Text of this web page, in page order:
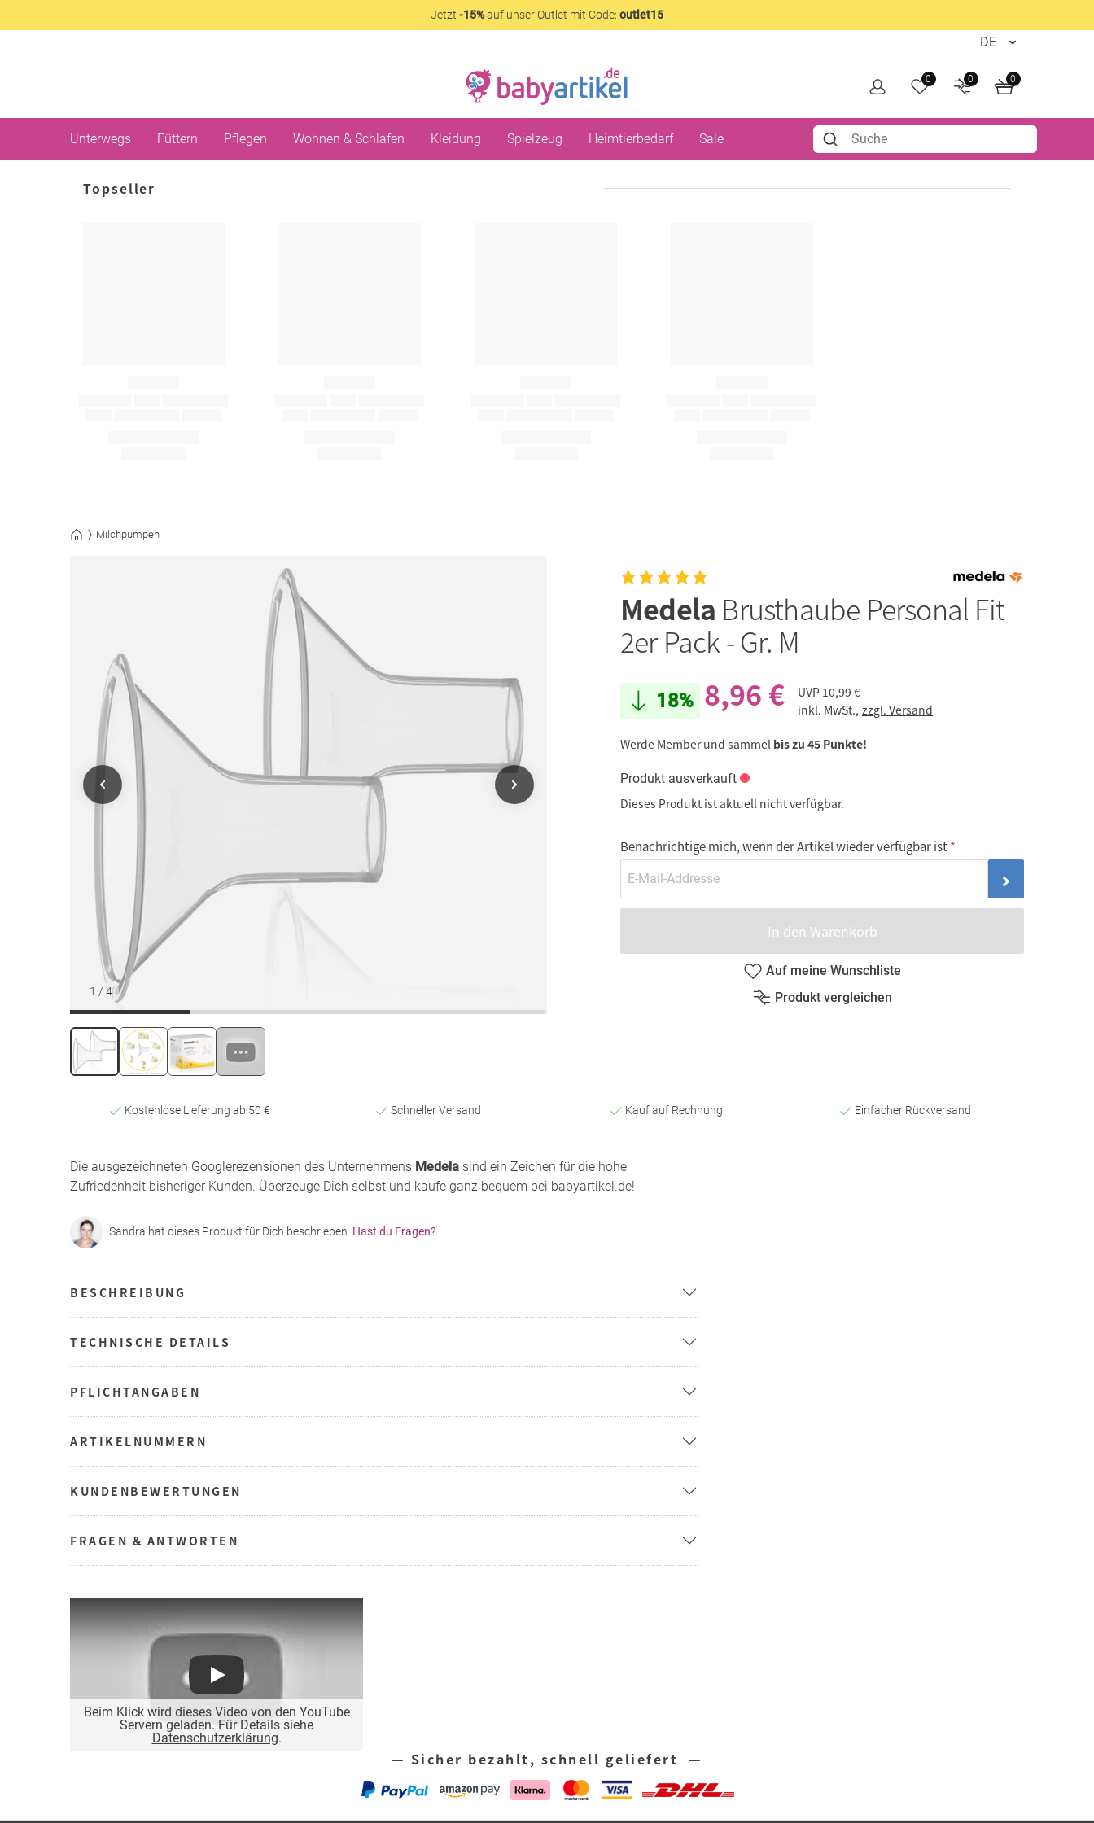
Jetzt -15%auf unser Outlet mit Code: outlet15
0 0 0
Unterwegs Füttern Pflegen Wohnen & Schlafen Kleidung Spielzeug Heimtierbedarf Sale
Topseller
Milchpumpen
1 / 4
Medela Brusthaube Personal Fit
2er Pack - Gr. M
18% 8,96 € UVP 10,99 €
inkl. MwSt., zzgl. Versand
Werde Member und sammel bis zu 45 Punkte!
Produkt ausverkauft
Dieses Produkt ist aktuell nicht verfügbar.
Benachrichtige mich, wenn der Artikel wieder verfügbar ist
In den Warenkorb
Auf meine Wunschliste
Produkt vergleichen
Kostenlose Lieferung ab 50 € Schneller Versand Kauf auf Rechnung Einfacher Rückversand
Die ausgezeichneten Googlerezensionen des Unternehmens Medela sind ein Zeichen für die hohe
Zufriedenheit bisheriger Kunden. Überzeuge Dich selbst und kaufe ganz bequem bei babyartikel.de!
Sandra hat dieses Produkt für Dich beschrieben. Hast du Fragen?
BESCHREIBUNG
TECHNISCHE DETAILS
PFLICHTANGABEN
ARTIKELNUMMERN
KUNDENBEWERTUNGEN
FRAGEN & ANTWORTEN
Beim Klick wird dieses Video von den YouTube
Servern geladen. Für Details siehe
Datenschutzerklärung.
Play
— Sicher bezahlt, schnell geliefert —